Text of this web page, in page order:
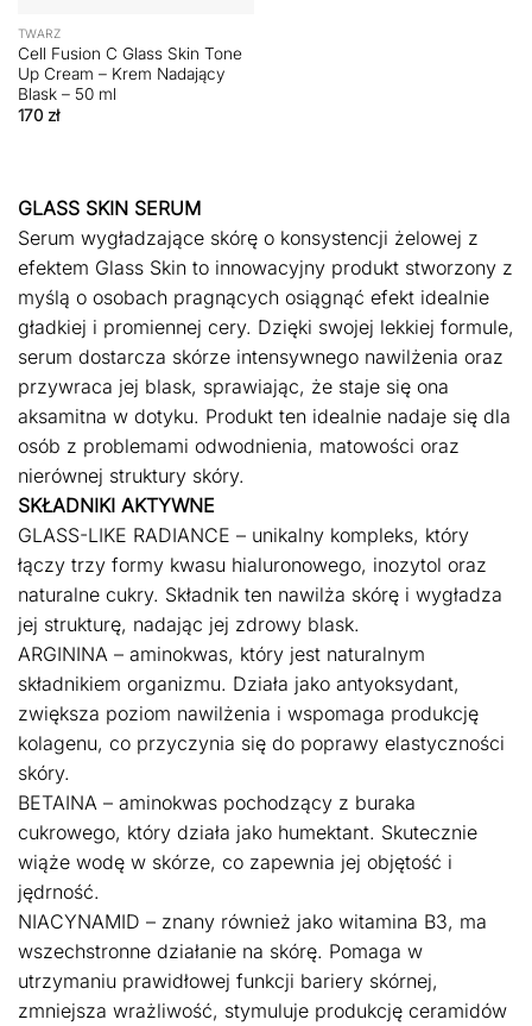
TWARZ
Cell Fusion C Glass Skin Tone
Up Cream – Krem Nadający
Blask – 50 ml
170 zł
GLASS SKIN SERUM
Serum wygładzające skórę o konsystencji żelowej z
efektem Glass Skin to innowacyjny produkt stworzony z
myślą o osobach pragnących osiągnąć efekt idealnie
gładkiej i promiennej cery. Dzięki swojej lekkiej formule,
serum dostarcza skórze intensywnego nawilżenia oraz
przywraca jej blask, sprawiając, że staje się ona
aksamitna w dotyku. Produkt ten idealnie nadaje się dla
osób z problemami odwodnienia, matowości oraz
nierównej struktury skóry.
SKŁADNIKI AKTYWNE
GLASS-LIKE RADIANCE – unikalny kompleks, który
łączy trzy formy kwasu hialuronowego, inozytol oraz
naturalne cukry. Składnik ten nawilża skórę i wygładza
jej strukturę, nadając jej zdrowy blask.
ARGININA – aminokwas, który jest naturalnym
składnikiem organizmu. Działa jako antyoksydant,
zwiększa poziom nawilżenia i wspomaga produkcję
kolagenu, co przyczynia się do poprawy elastyczności
skóry.
BETAINA – aminokwas pochodzący z buraka
cukrowego, który działa jako humektant. Skutecznie
wiąże wodę w skórze, co zapewnia jej objętość i
jędrność.
NIACYNAMID – znany również jako witamina B3, ma
wszechstronne działanie na skórę. Pomaga w
utrzymaniu prawidłowej funkcji bariery skórnej,
zmniejsza wrażliwość, stymuluje produkcję ceramidów